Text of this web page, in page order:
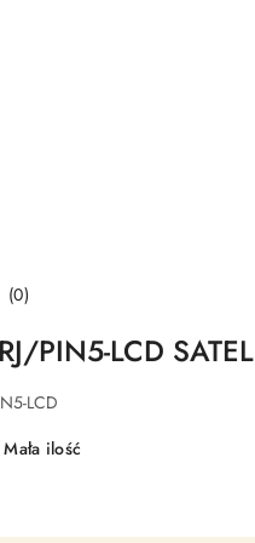
(0)
PIN5-LCD SATEL
LCD
Mała ilość